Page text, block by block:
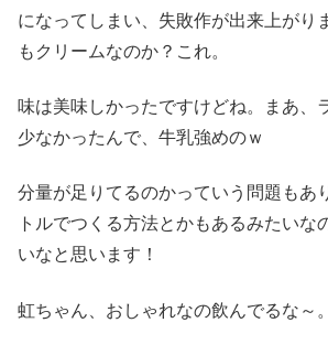
になってしまい、失敗作が出来上がり
もクリームなのか？これ。
味は美味しかったですけどね。まあ、
少なかったんで、牛乳強めのｗ
分量が足りてるのかっていう問題もあ
トルでつくる方法とかもあるみたいな
いなと思います！
虹ちゃん、おしゃれなの飲んでるな～。